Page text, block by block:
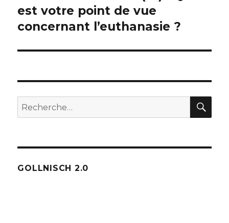
suivante :
est votre point de vue
concernant l’euthanasie ?
Recherche
pour :
GOLLNISCH 2.0